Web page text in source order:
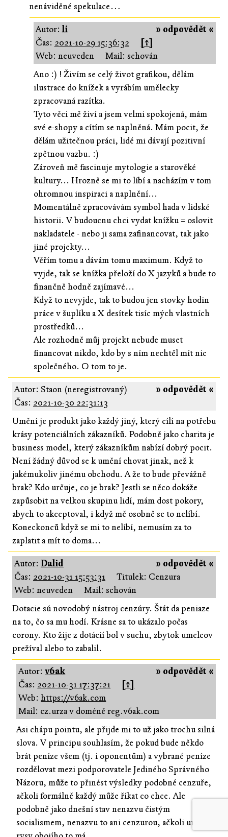
nenáviděné spekulace…
» odpovědět «
Autor:li
Čas: 2021-10-29 15:36:32
[↑]
Web: neuveden
Mail: schován
Ano :) ! Živím se celý život grafikou, dělám
ilustrace do knížek a vyrábím umělecky
zpracovaná razítka.
Tyto věci mě živí a jsem velmi spokojená, mám
své e-shopy a cítím se naplněná. Mám pocit, že
dělám užitečnou práci, lidé mi dávají pozitivní
zpětnou vazbu. :)
Zároveň mě fascinuje mytologie a starověké
kultury... Hrozně se mi to líbí a nacházím v tom
ohromnou inspiraci a naplnění...
Momentálně zpracovávám symbol hada v lidské
historii. V budoucnu chci vydat knížku = oslovit
nakladatele - nebo ji sama zafinancovat, tak jako
jiné projekty...
Věřím tomu a dávám tomu maximum. Když to
vyjde, tak se knížka přeloží do X jazyků a bude to
finančně hodně zajímavé...
Když to nevyjde, tak to budou jen stovky hodin
práce v šuplíku a X desítek tisíc mých vlastních
prostředků...
Ale rozhodně můj projekt nebude muset
financovat nikdo, kdo by s ním nechtěl mít nic
společného. O tom to je.
» odpovědět «
Autor: Staon (neregistrovaný)
Čas: 2021-10-30 22:31:13
Umění je produkt jako každý jiný, který cílí na potřebu
krásy potenciálních zákazníků. Podobně jako charita je
business model, který zákazníkům nabízí dobrý pocit.
Není žádný důvod se k umění chovat jinak, než k
jakémukoliv jinému obchodu. A že to bude převážně
brak? Kdo určuje, co je brak? Jestli se něco dokáže
zapůsobit na velkou skupinu lidí, mám dost pokory,
abych to akceptoval, i když mě osobně se to nelíbí.
Koneckonců když se mi to nelíbí, nemusím za to
zaplatit a mít to doma...
» odpovědět «
Autor: Dalid
Čas: 2021-10-31 15:53:31
Titulek: Cenzura
Web: neuveden
Mail: schován
Dotacie sú novodobý nástroj cenzúry. Štát da peniaze
na to, čo sa mu hodí. Krásne sa to ukázalo počas
corony. Kto žije z dotácií bol v suchu, zbytok umelcov
prežíval alebo to zabalil.
» odpovědět «
Autor:v6ak
Čas: 2021-10-31 17:37:21
[↑]
Web:https://v6ak.com
Mail: cz.urza v doméně reg.v6ak.com
Asi chápu pointu, ale přijde mi to už jako trochu silná
slova. V principu souhlasím, že pokud bude někdo
brát peníze všem (tj. i oponentům) a vybrané peníze
rozdělovat mezi podporovatele Jediného Správného
Názoru, může to přinést výsledky podobné cenzuře,
ačkoli formálně každý může říkat co chce. Ale
podobně jako dnešní stav nenazvu čistým
socialismem, nenazvu to ani cenzurou, ačkoli určité